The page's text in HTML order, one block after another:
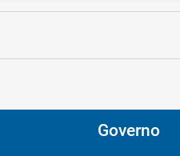
Governo